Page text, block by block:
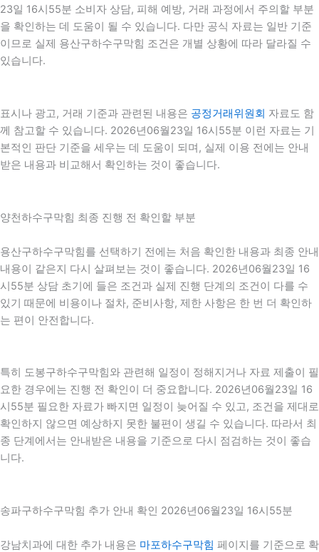
23일 16시55분 소비자 상담, 피해 예방, 거래 과정에서 주의할 부분
을 확인하는 데 도움이 될 수 있습니다. 다만 공식 자료는 일반 기준
이므로 실제 용산구하수구막힘 조건은 개별 상황에 따라 달라질 수
있습니다.
표시나 광고, 거래 기준과 관련된 내용은 공정거래위원회 자료도 함
께 참고할 수 있습니다. 2026년06월23일 16시55분 이런 자료는 기
본적인 판단 기준을 세우는 데 도움이 되며, 실제 이용 전에는 안내
받은 내용과 비교해서 확인하는 것이 좋습니다.
양천하수구막힘 최종 진행 전 확인할 부분
용산구하수구막힘를 선택하기 전에는 처음 확인한 내용과 최종 안내
내용이 같은지 다시 살펴보는 것이 좋습니다. 2026년06월23일 16
시55분 상담 초기에 들은 조건과 실제 진행 단계의 조건이 다를 수
있기 때문에 비용이나 절차, 준비사항, 제한 사항은 한 번 더 확인하
는 편이 안전합니다.
특히 도봉구하수구막힘와 관련해 일정이 정해지거나 자료 제출이 필
요한 경우에는 진행 전 확인이 더 중요합니다. 2026년06월23일 16
시55분 필요한 자료가 빠지면 일정이 늦어질 수 있고, 조건을 제대로
확인하지 않으면 예상하지 못한 불편이 생길 수 있습니다. 따라서 최
종 단계에서는 안내받은 내용을 기준으로 다시 점검하는 것이 좋습
니다.
송파구하수구막힘 추가 안내 확인 2026년06월23일 16시55분
강남치과에 대한 추가 내용은 마포하수구막힘 페이지를 기준으로 확